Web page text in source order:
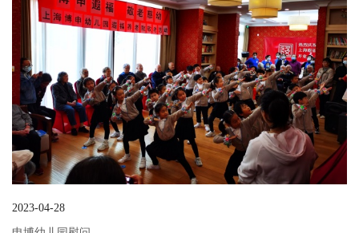
2023-04-28